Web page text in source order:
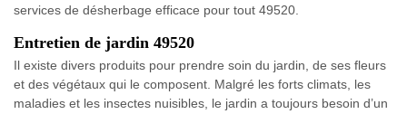
services de désherbage efficace pour tout 49520.
Entretien de jardin 49520
Il existe divers produits pour prendre soin du jardin, de ses fleurs
et des végétaux qui le composent. Malgré les forts climats, les
maladies et les insectes nuisibles, le jardin a toujours besoin d’un